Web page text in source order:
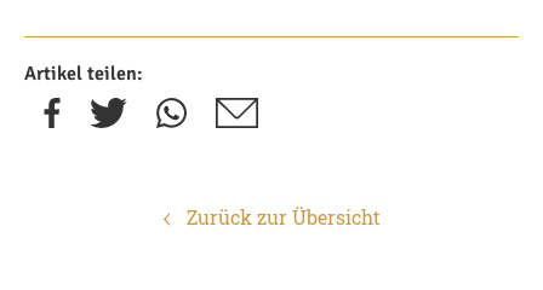
Artikel teilen:
Zurück zur Übersicht